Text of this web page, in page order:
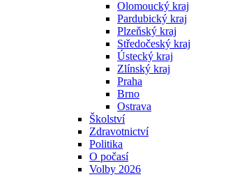
Olomoucký kraj
Pardubický kraj
Plzeňský kraj
Středočeský kraj
Ústecký kraj
Zlínský kraj
Praha
Brno
Ostrava
Školství
Zdravotnictví
Politika
O počasí
Volby 2026